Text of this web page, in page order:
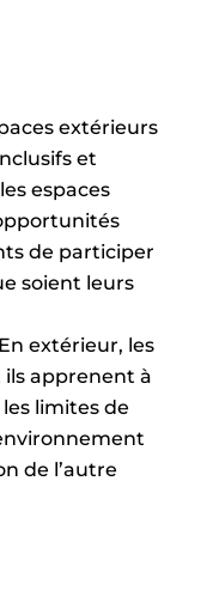
extérieurs
et
espaces
de participer
soient leurs
extérieur, les
apprenent à
limites de
de l’autre